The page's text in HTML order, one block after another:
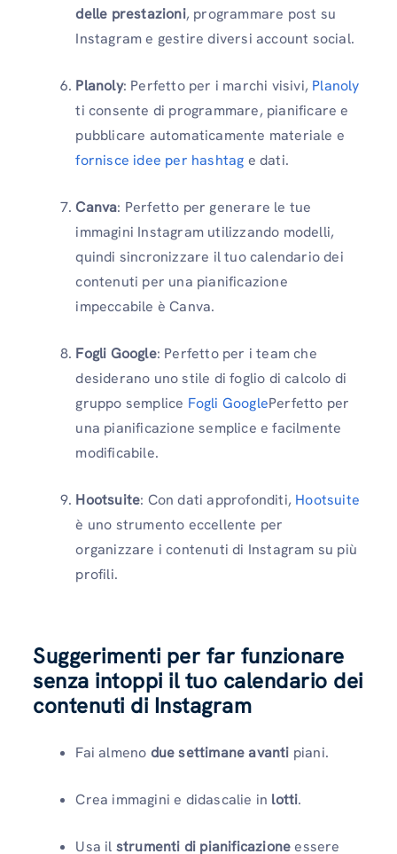
delle prestazioni, programmare post su
Instagram e gestire diversi account social.
Planoly: Perfetto per i marchi visivi, Planoly
ti consente di programmare, pianificare e
pubblicare automaticamente materiale e
fornisce idee per hashtag e dati.
Canva: Perfetto per generare le tue
immagini Instagram utilizzando modelli,
quindi sincronizzare il tuo calendario dei
contenuti per una pianificazione
impeccabile è Canva.
Fogli Google: Perfetto per i team che
desiderano uno stile di foglio di calcolo di
gruppo semplice Fogli GooglePerfetto per
una pianificazione semplice e facilmente
modificabile.
Hootsuite: Con dati approfonditi, Hootsuite
è uno strumento eccellente per
organizzare i contenuti di Instagram su più
profili.
Suggerimenti per far funzionare
senza intoppi il tuo calendario dei
contenuti di Instagram
Fai almeno due settimane avanti piani.
Crea immagini e didascalie in lotti.
Usa il strumenti di pianificazioneessere